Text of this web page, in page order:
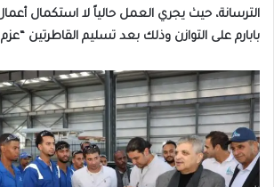
بابارم على التوازن وذلك بعد تسليم القاطرتين “عزم 1″ و”عزم 2” .